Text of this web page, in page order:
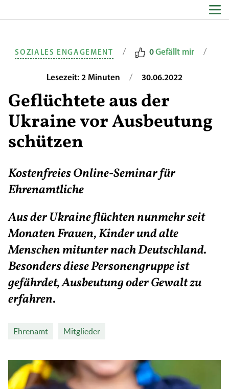
SOZIALES ENGAGEMENT / 0Gefällt mir /
Lesezeit: 2 Minuten / 30.06.2022
Geflüchtete aus der
Ukraine vor Ausbeutung
schützen
Kostenfreies Online-Seminar für
Ehrenamtliche
Aus der Ukraine flüchten nunmehr seit
Monaten Frauen, Kinder und alte
Menschen mitunter nach Deutschland.
Besonders diese Personengruppe ist
gefährdet, Ausbeutung oder Gewalt zu
erfahren.
Ehrenamt Mitglieder